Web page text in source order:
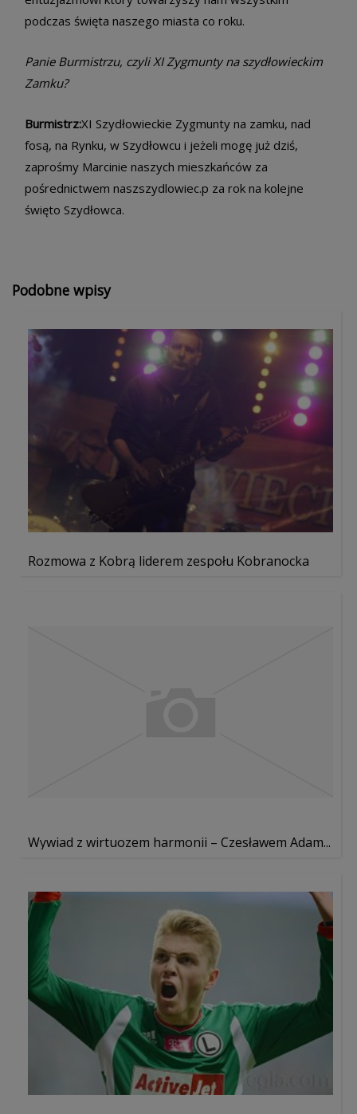
podczas święta naszego miasta co roku.
Panie Burmistrzu, czyli XI Zygmunty na szydłowieckim
Zamku?
Burmistrz:XI Szydłowieckie Zygmunty na zamku, nad
fosą, na Rynku, w Szydłowcu i jeżeli mogę już dziś,
zaprośmy Marcinie naszych mieszkańców za
pośrednictwem naszszydlowiec.p za rok na kolejne
święto Szydłowca.
Podobne wpisy
Rozmowa z Kobrą liderem zespołu Kobranocka
Wywiad z wirtuozem harmonii – Czesławem Adam...